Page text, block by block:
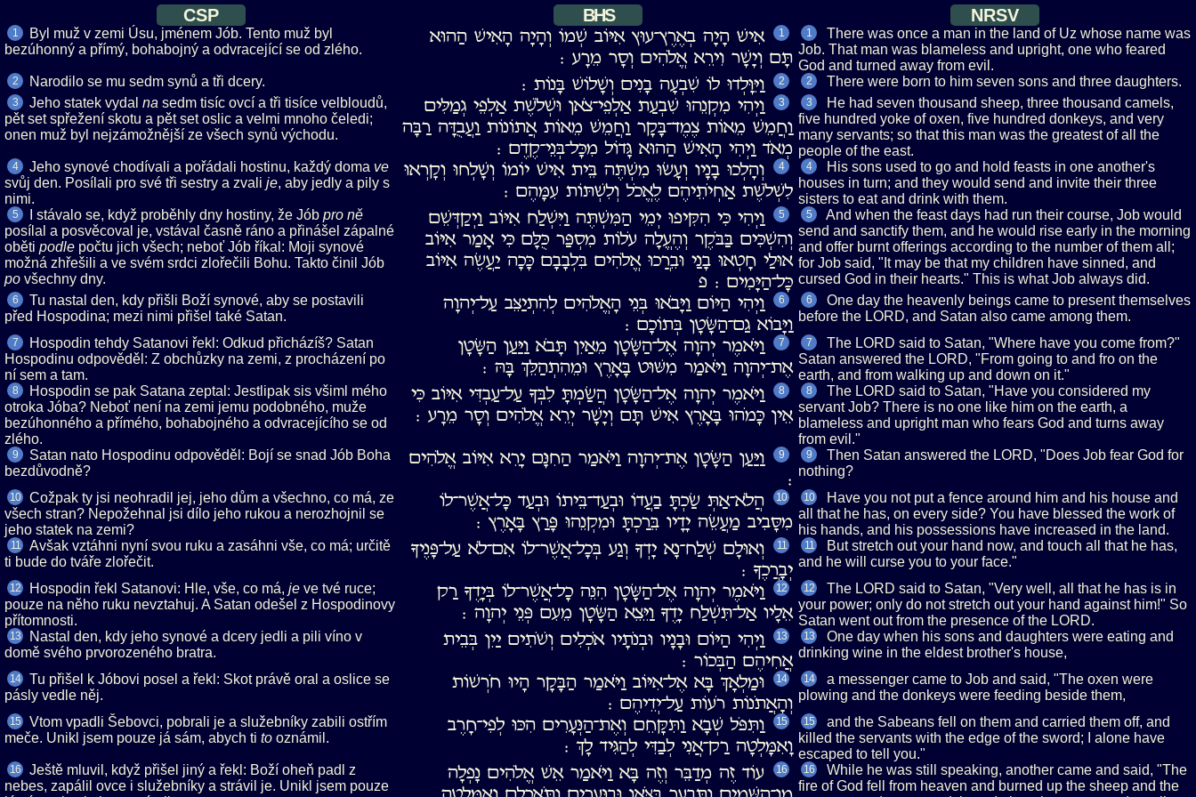
CSP BHS NRSV
1
Byl muž v zemi Úsu, jménem Jób. Tento muž byl
bezúhonný a přímý, bohabojný a odvracející se od zlého.
1
אִישׁ הָיָה בְאֶרֶץ־עוּץ אִיּוֹב שְׁמוֹ וְהָיָה הָאִישׁ הַהוּא
תָּם וְיָשָׁר וִירֵא אֱלֹהִים וְסָר מֵרָע ׃
1
There was once a man in the land of Uz whose name was
Job. That man was blameless and upright, one who feared
God and turned away from evil.
2 Narodilo se mu sedm synů a tři dcery. 2 וַיִּוָּלְדוּ לוֹ שִׁבְעָה בָנִים וְשָׁלוֹשׁ בָּנוֹת ׃ 2 There were born to him seven sons and three daughters.
3 Jeho statek vydal
sedm tisíc ovcí a tři tisíce velbloudů,
pět set spřežení skotu a pět set oslic a velmi mnoho čeledi;
onen muž byl nejzámožnější ze všech synů východu.
3
וַיְהִי מִקְנֵהוּ שִׁבְעַת אַלְפֵי־צֹאן וּשְׁלֹשֶׁת אַלְפֵי גְמַלִּים
וַחֲמֵשׁ מֵאוֹת צֶמֶד־בָּקָר וַחֲמֵשׁ מֵאוֹת אֲתוֹנוֹת וַעֲבֻדָּה רַבָּה
מְאֹד וַיְהִי הָאִישׁ הַהוּא גָּדוֹל מִכָּל־בְּנֵי־קֶדֶם ׃
3
He had seven thousand sheep, three thousand camels,
five hundred yoke of oxen, five hundred donkeys, and very
many servants; so that this man was the greatest of all the
people of the east.
4
Jeho synové chodívali a pořádali hostinu, každý doma
svůj den. Posílali pro své tři sestry a zvali
, aby jedly a pily s
nimi.
4
וְהָלְכוּ בָנָיו וְעָשׂוּ מִשְׁתֶּה בֵּית אִישׁ יוֹמוֹ וְשָׁלְחוּ וְקָרְאוּ
לִשְׁלֹשֶׁת אַחְיֹתֵיהֶם לֶאֱכֹל וְלִשְׁתּוֹת עִמָּהֶם ׃
4
His sons used to go and hold feasts in one another's
houses in turn; and they would send and invite their three
sisters to eat and drink with them.
5
I stávalo se, když proběhly dny hostiny, že Jób
posílal a posvěcoval je, vstával časně ráno a přinášel zápalné
oběti
počtu jich všech; neboť Jób říkal: Moji synové
možná zhřešili a ve svém srdci zlořečili Bohu. Takto činil Jób
všechny dny.
5
וַיְהִי כִּי הִקִּיפוּ יְמֵי הַמִּשְׁתֶּה וַיִּשְׁלַח אִיּוֹב וַיְקַדְּשֵׁם
וְהִשְׁכִּים בַּבֹּקֶר וְהֶעֱלָה עֹלוֹת מִסְפַּר כֻּלָּם כִּי אָמַר אִיּוֹב
אוּלַי חָטְאוּ בָנַי וּבֵרֲכוּ אֱלֹהִים בִּלְבָבָם כָּכָה יַעֲשֶׂה אִיּוֹב
כָּל־הַיָּמִים ׃ פ
5
And when the feast days had run their course, Job would
send and sanctify them, and he would rise early in the morning
and offer burnt offerings according to the number of them all;
for Job said, "It may be that my children have sinned, and
cursed God in their hearts." This is what Job always did.
6
Tu nastal den, kdy přišli Boží synové, aby se postavili
před Hospodina; mezi nimi přišel také Satan.
6
וַיְהִי הַיּוֹם וַיָּבֹאוּ בְּנֵי הָאֱלֹהִים לְהִתְיַצֵּב עַל־יְהוָה
וַיָּבוֹא גַם־הַשָּׂטָן בְּתוֹכָם ׃
6
One day the heavenly beings came to present themselves
before the LORD, and Satan also came among them.
7
Hospodin tehdy Satanovi řekl: Odkud přicházíš? Satan
Hospodinu odpověděl: Z obchůzky na zemi, z procházení po
ní sem a tam.
7
וַיֹּאמֶר יְהוָה אֶל־הַשָּׂטָן מֵאַיִן תָּבֹא וַיַּעַן הַשָּׂטָן
אֶת־יְהוָה וַיֹּאמַר מִשּׁוּט בָּאָרֶץ וּמֵהִתְהַלֵּךְ בָּהּ ׃
7
The LORD said to Satan, "Where have you come from?"
Satan answered the LORD, "From going to and fro on the
earth, and from walking up and down on it."
8
Hospodin se pak Satana zeptal: Jestlipak sis všiml mého
otroka Jóba? Neboť není na zemi jemu podobného, muže
bezúhonného a přímého, bohabojného a odvracejícího se od
zlého.
8
וַיֹּאמֶר יְהוָה אֶל־הַשָּׂטָן הֲשַׂמְתָּ לִבְּךָ עַל־עַבְדִּי אִיּוֹב כִּי
אֵין כָּמֹהוּ בָּאָרֶץ אִישׁ תָּם וְיָשָׁר יְרֵא אֱלֹהִים וְסָר מֵרָע ׃
8
The LORD said to Satan, "Have you considered my
servant Job? There is no one like him on the earth, a
blameless and upright man who fears God and turns away
from evil."
9
Satan nato Hospodinu odpověděl: Bojí se snad Jób Boha
bezdůvodně?
9
וַיַּעַן הַשָּׂטָן אֶת־יְהוָה וַיֹּאמַר הַחִנָּם יָרֵא אִיּוֹב אֱלֹהִים
׃
9
Then Satan answered the LORD, "Does Job fear God for
nothing?
10
Cožpak ty jsi neohradil jej, jeho dům a všechno, co má, ze
všech stran? Nepožehnal jsi dílo jeho rukou a nerozhojnil se
jeho statek na zemi?
10
הֲלֹא־אַתְּ שַׂכְתָּ בַעֲדוֹ וּבְעַד־בֵּיתוֹ וּבְעַד כָּל־אֲשֶׁר־לוֹ
מִסָּבִיב מַעֲשֵׂה יָדָיו בֵּרַכְתָּ וּמִקְנֵהוּ פָּרַץ בָּאָרֶץ ׃
10
Have you not put a fence around him and his house and
all that he has, on every side? You have blessed the work of
his hands, and his possessions have increased in the land.
11
Avšak vztáhni nyní svou ruku a zasáhni vše, co má; určitě
ti bude do tváře zlořečit.
11
וְאוּלָם שְׁלַח־נָא יָדְךָ וְגַע בְּכָל־אֲשֶׁר־לוֹ אִם־לֹא עַל־פָּנֶיךָ
יְבָרֲכֶךָּ ׃
11
But stretch out your hand now, and touch all that he has,
and he will curse you to your face."
12 Hospodin řekl Satanovi: Hle, vše, co má,
ve tvé ruce;
pouze na něho ruku nevztahuj. A Satan odešel z Hospodinovy
přítomnosti.
12
וַיֹּאמֶר יְהוָה אֶל־הַשָּׂטָן הִנֵּה כָל־אֲשֶׁר־לוֹ בְּיָדֶךָ רַק
אֵלָיו אַל־תִּשְׁלַח יָדֶךָ וַיֵּצֵא הַשָּׂטָן מֵעִם פְּנֵי יְהוָה ׃
12
The LORD said to Satan, "Very well, all that he has is in
your power; only do not stretch out your hand against him!" So
Satan went out from the presence of the LORD.
13
Nastal den, kdy jeho synové a dcery jedli a pili víno v
domě svého prvorozeného bratra.
13
וַיְהִי הַיּוֹם וּבָנָיו וּבְנֹתָיו אֹכְלִים וְשֹׁתִים יַיִן בְּבֵית
אֲחִיהֶם הַבְּכוֹר ׃
13
One day when his sons and daughters were eating and
drinking wine in the eldest brother's house,
14
Tu přišel k Jóbovi posel a řekl: Skot právě oral a oslice se
pásly vedle něj.
14
וּמַלְאָךְ בָּא אֶל־אִיּוֹב וַיֹּאמַר הַבָּקָר הָיוּ חֹרְשׁוֹת
וְהָאֲתֹנוֹת רֹעוֹת עַל־יְדֵיהֶם ׃
14
a messenger came to Job and said, "The oxen were
plowing and the donkeys were feeding beside them,
15
Vtom vpadli Šebovci, pobrali je a služebníky zabili ostřím
meče. Unikl jsem pouze já sám, abych ti
oznámil.
15
וַתִּפֹּל שְׁבָא וַתִּקָּחֵם וְאֶת־הַנְּעָרִים הִכּוּ לְפִי־חָרֶב
וָאִמָּלְטָה רַק־אֲנִי לְבַדִּי לְהַגִּיד לָךְ ׃
15
and the Sabeans fell on them and carried them off, and
killed the servants with the edge of the sword; I alone have
escaped to tell you."
16
Ještě mluvil, když přišel jiný a řekl: Boží oheň padl z
nebes, zapálil ovce i služebníky a strávil je. Unikl jsem pouze
16
עוֹד זֶה מְדַבֵּר וְזֶה בָּא וַיֹּאמַר אֵשׁ אֱלֹהִים נָפְלָה
16
While he was still speaking, another came and said, "The
fire of God fell from heaven and burned up the sheep and the